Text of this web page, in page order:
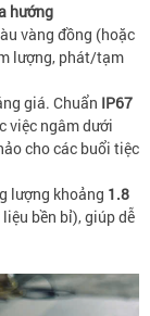
hướng
vàng đồng (hoặc
lượng, phát/tạm
giá. Chuẩn IP67
việc ngâm dưới
cho các buổi tiệc
lượng khoảng 1.8
bền bỉ), giúp dễ